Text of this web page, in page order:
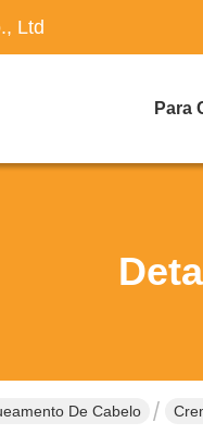
Ltd
Para
De Cabelo